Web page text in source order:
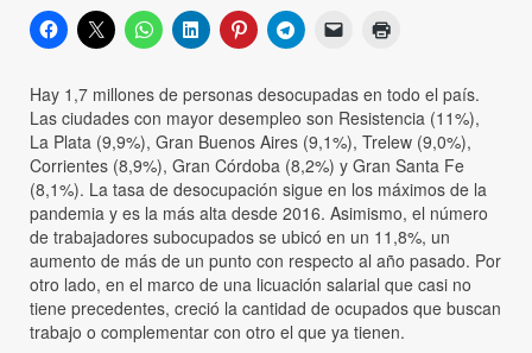
Hay 1,7 millones de personas desocupadas en todo el país.
Las ciudades con mayor desempleo son Resistencia (11%),
La Plata (9,9%), Gran Buenos Aires (9,1%), Trelew (9,0%),
Corrientes (8,9%), Gran Córdoba (8,2%) y Gran Santa Fe
(8,1%). La tasa de desocupación sigue en los máximos de la
pandemia y es la más alta desde 2016. Asimismo, el número
de trabajadores subocupados se ubicó en un 11,8%, un
aumento de más de un punto con respecto al año pasado. Por
otro lado, en el marco de una licuación salarial que casi no
tiene precedentes, creció la cantidad de ocupados que buscan
trabajo o complementar con otro el que ya tienen.